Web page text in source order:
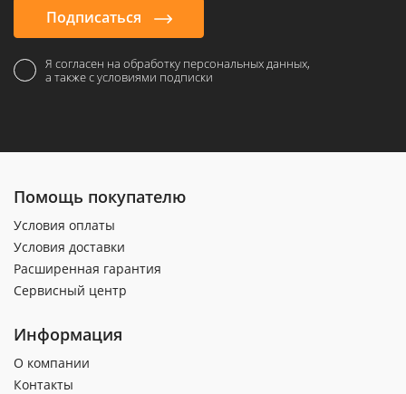
Подписаться
Я согласен на обработку персональных данных,
а также с условиями подписки
Помощь покупателю
Условия оплаты
Условия доставки
Расширенная гарантия
Сервисный центр
Информация
О компании
Контакты